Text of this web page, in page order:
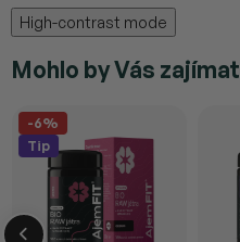
High-contrast mode
Mohlo by Vás zajímat
-6%
Tip